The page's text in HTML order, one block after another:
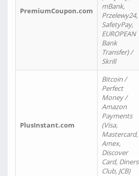
PremiumCoupon.com
mBank,
Przelewy24,
SafetyPay,
EUROPEAN
Bank
Transfer) /
Skrill
PlusInstant.com
Bitcoin /
Perfect
Money /
Amazon
Payments
(Visa,
Mastercard,
Amex,
Discover
Card, Diners
Club, JCB)